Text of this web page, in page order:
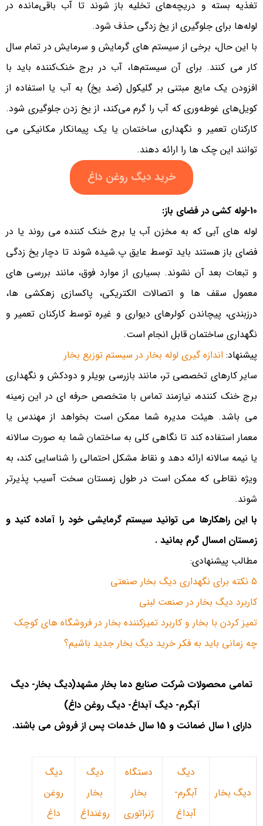
تغذیه بسته و دریچه‌های تخلیه باز شوند تا آب باقی‌مانده در
لوله‌ها برای جلوگیری از یخ زدگی حذف شود.
با این حال، برخی از سیستم های گرمایش و سرمایش در تمام سال
کار می کنند. برای آن سیستم‌ها، آب در برج خنک‌کننده باید با
افزودن یک مایع مبتنی بر گلیکول (ضد یخ) به آب یا استفاده از
کویل‌های غوطه‌وری که آب را گرم می‌کند، از یخ زدن جلوگیری شود.
کارکنان تعمیر و نگهداری ساختمان یا یک پیمانکار مکانیکی می
توانند این چک ها را ارائه دهند.
خرید دیگ روغن داغ
10-لوله کشی در فضای باز:
لوله های آبی که به مخزن آب یا برج خنک کننده می روند یا در
فضای باز هستند باید توسط عایق پ.شیده شوند تا دچار یخ زدگی
و تبعات بعد آن نشوند. بسیاری از موارد فوق، مانند بررسی های
معمول سقف ها و اتصالات الکتریکی، پاکسازی زهکشی ها،
درزبندی، پیچاندن کولرهای دیواری و غیره توسط کارکنان تعمیر و
نگهداری ساختمان قابل انجام است.
پیشنهاد: اندازه گیری لوله بخار در سیستم توزیع بخار
سایر کارهای تخصصی تر، مانند بازرسی بویلر و دودکش و نگهداری
برج خنک کننده، نیازمند تماس با متخصص حرفه ای در این زمینه
می باشد. هیئت مدیره شما ممکن است بخواهد از مهندس یا
معمار استفاده کند تا نگاهی کلی به ساختمان شما به صورت سالانه
یا نیمه سالانه ارائه دهد و نقاط مشکل احتمالی را شناسایی کند، به
ویژه نقاطی که ممکن است در طول زمستان سخت آسیب پذیرتر
شوند.
با این راهکارها می توانید سیستم گرمایشی خود را آماده کنید و
زمستان امسال گرم بمانید .
مطالب پیشنهادی:
5 نکته برای نگهداری دیگ بخار صنعتی
کاربرد دیگ بخار در صنعت لبنی
تمیز کردن با بخار و کاربرد تمیزکننده بخار در فروشگاه های کوچک
چه زمانی باید به فکر خرید دیگ بخار جدید باشیم؟
تمامی محصولات شرکت صنایع دما بخار مشهد(دیگ بخار- دیگ
آبگرم- دیگ آبداغ- دیگ روغن داغ)
دارای 1 سال ضمانت و 15 سال خدمات پس از فروش می باشند.
دیگ بخار
دیگ
آبگرم-
آبداغ
دستگاه
بخار
ژنراتوری
دیگ
بخار
روغنداغ
دیگ
روغن
داغ